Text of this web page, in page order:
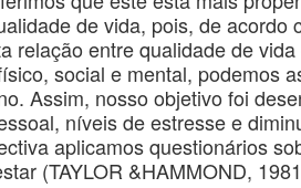
de vida, pois, de
relação entre qualidade de
social e mental, podemos
Assim, nosso objetivo foi
níveis de estresse e
aplicamos questionários
(TAYLOR &HAMMOND,